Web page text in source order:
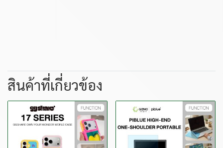
สินค้าที่เกี่ยวข้อง